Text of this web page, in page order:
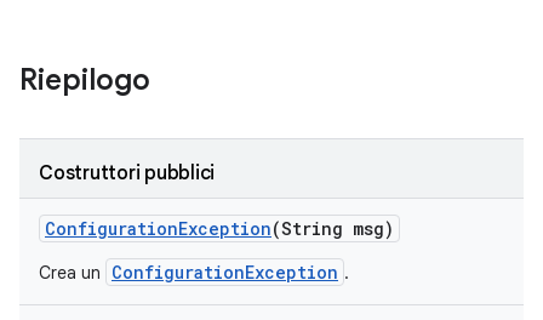
Riepilogo
Costruttori pubblici
ConfigurationException(String msg)
Crea un ConfigurationException .